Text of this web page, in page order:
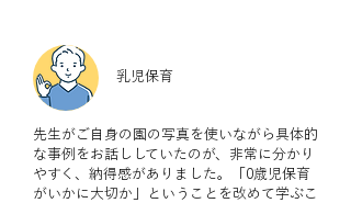
乳児保育
先生がご自身の園の写真を使いながら具体的
な事例をお話ししていたのが、非常に分かり
やすく、納得感がありました。「0歳児保育
がいかに大切か」ということを改めて学ぶこ